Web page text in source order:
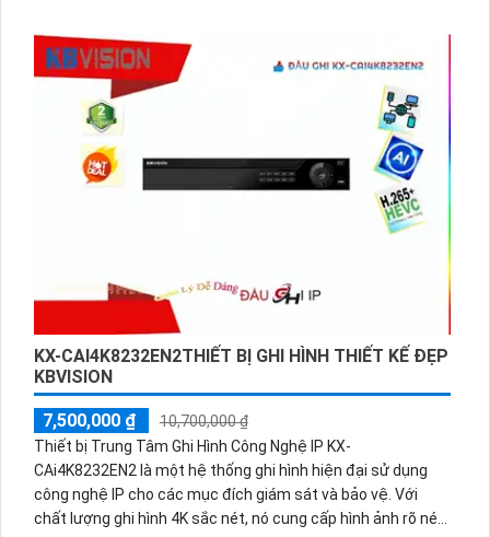
Việc cài đặt trên thiết bị điện thoại cũng trở nên dễ dàng
hơn bao giờ hết. Đảm bảo an ninh cho gia đình của bạn với
bộ Camera Wifi gia đình KBvision.
KX-CAI4K8232EN2THIẾT BỊ GHI HÌNH THIẾT KẾ ĐẸP
KBVISION
7,500,000 ₫
10,700,000 ₫
Thiết bị Trung Tâm Ghi Hình Công Nghệ IP KX-
CAi4K8232EN2 là một hệ thống ghi hình hiện đại sử dụng
công nghệ IP cho các mục đích giám sát và bảo vệ. Với
chất lượng ghi hình 4K sắc nét, nó cung cấp hình ảnh rõ nét